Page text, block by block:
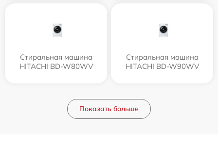
Стиральная машина
HITACHI BD-W80WV
Стиральная машина
HITACHI BD-W90WV
Показать больше